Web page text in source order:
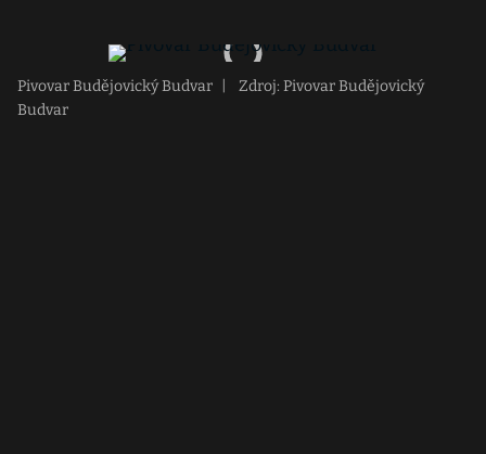
Pivovar Budějovický Budvar
Zdroj: Pivovar Budějovický
Budvar